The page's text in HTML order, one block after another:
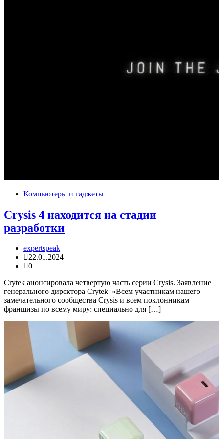
Компьютеры и гаджеты
Crysis 4 находится на стадии
разработки
expertspeak
22.01.2024
0
Crytek анонсировала четвертую часть серии Crysis. Заявление
генерального директора Crytek: «Всем участникам нашего
замечательного сообщества Crysis и всем поклонникам
франшизы по всему миру: специально для […]